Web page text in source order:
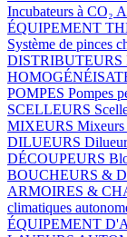
Incubateurs à CO₂
ÉQUIPEMENT
Système de pinces
DISTRIBUTEURS
POMPES Pompes
SCELLEURS
MIXEURS Mixeurs
DILUEURS
DÉCOUPEURS
BOUCHEURS &
ARMOIRES &
climatiques
ÉQUIPEMENT